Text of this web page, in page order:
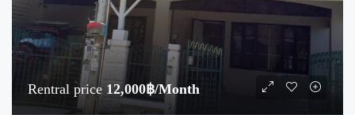
Rentral price 12,000฿/Month